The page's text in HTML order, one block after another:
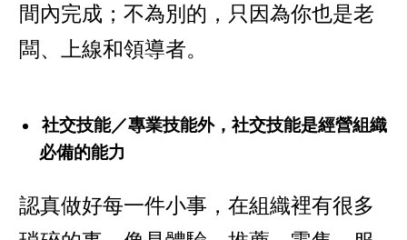
間內完成；不為別的，只因為你也是老
闆、上線和領導者。
社交技能／專業技能外，社交技能是經營組織
必備的能力
認真做好每一件小事，在組織裡有很多